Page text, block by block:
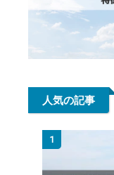
人気の記事
1